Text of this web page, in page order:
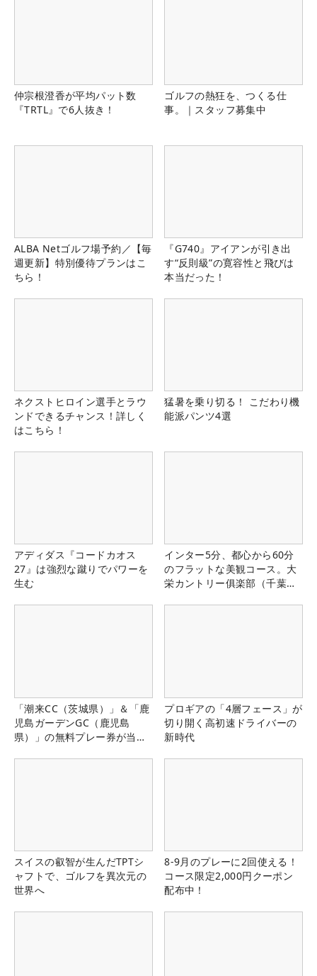
仲宗根澄香が平均パット数
『TRTL』で6人抜き！
ゴルフの熱狂を、つくる仕
事。｜スタッフ募集中
ALBA Netゴルフ場予約／【毎
週更新】特別優待プランはこ
ちら！
『G740』アイアンが引き出
す“反則級”の寛容性と飛びは
本当だった！
ネクストヒロイン選手とラウ
ンドできるチャンス！詳しく
はこちら！
猛暑を乗り切る！ こだわり機
能派パンツ4選
アディダス『コードカオス
27』は強烈な蹴りでパワーを
生む
インター5分、都心から60分
のフラットな美観コース。大
栄カントリー俱楽部（千葉
「潮来CC（茨城県）」＆「鹿
児島ガーデンGC（鹿児島
県）」の無料プレー券が当た
プロギアの「4層フェース」が
切り開く高初速ドライバーの
新時代
スイスの叡智が生んだTPTシ
ャフトで、ゴルフを異次元の
世界へ
8-9月のプレーに2回使える！
コース限定2,000円クーポン
配布中！